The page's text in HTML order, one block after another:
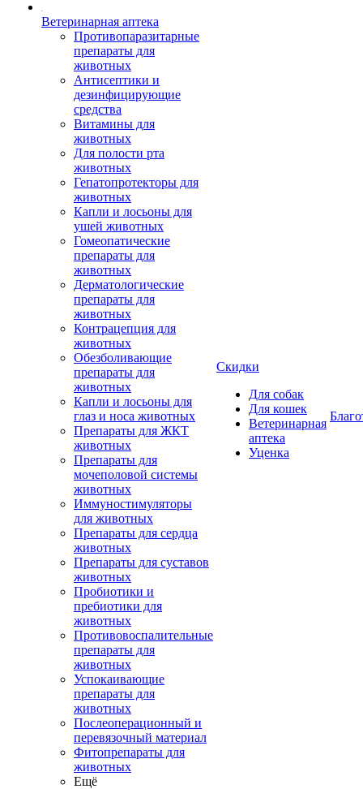
Ветеринарная аптека
Противопаразитарные
препараты для
животных
Антисептики и
дезинфицирующие
средства
Витамины для
животных
Для полости рта
животных
Гепатопротекторы для
животных
Капли и лосьоны для
ушей животных
Гомеопатические
препараты для
животных
Дерматологические
препараты для
животных
Контрацепция для
животных
Обезболивающие
препараты для
животных
Капли и лосьоны для
глаз и носа животных
Препараты для ЖКТ
животных
Препараты для
мочеполовой системы
животных
Иммуностимуляторы
для животных
Препараты для сердца
животных
Препараты для суставов
животных
Пробиотики и
пребиотики для
животных
Противовоспалительные
препараты для
животных
Успокаивающие
препараты для
животных
Послеоперационный и
перевязочный материал
Фитопрепараты для
животных
Ещё
Скидки
Для собак
Для кошек
Ветеринарная
аптека
Уценка